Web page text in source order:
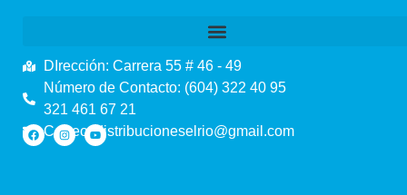
DIrección: Carrera 55 # 46 - 49
Número de Contacto: (604) 322 40 95
321 461 67 21
Correo: distribucioneselrio@gmail.com